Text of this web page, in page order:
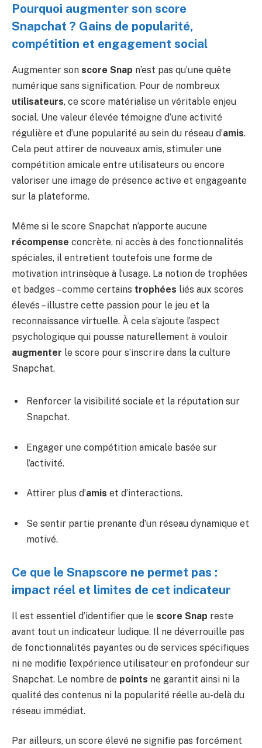
Pourquoi augmenter son score
Snapchat ? Gains de popularité,
compétition et engagement social
Augmenter son score Snap n’est pas qu’une quête
numérique sans signification. Pour de nombreux
utilisateurs, ce score matérialise un véritable enjeu
social. Une valeur élevée témoigne d’une activité
régulière et d’une popularité au sein du réseau d’amis.
Cela peut attirer de nouveaux amis, stimuler une
compétition amicale entre utilisateurs ou encore
valoriser une image de présence active et engageante
sur la plateforme.
Même si le score Snapchat n’apporte aucune
récompense concrète, ni accès à des fonctionnalités
spéciales, il entretient toutefois une forme de
motivation intrinsèque à l’usage. La notion de trophées
et badges – comme certains trophées liés aux scores
élevés – illustre cette passion pour le jeu et la
reconnaissance virtuelle. À cela s’ajoute l’aspect
psychologique qui pousse naturellement à vouloir
augmenter le score pour s’inscrire dans la culture
Snapchat.
Renforcer la visibilité sociale et la réputation sur
Snapchat.
Engager une compétition amicale basée sur
l’activité.
Attirer plus d’amis et d’interactions.
Se sentir partie prenante d’un réseau dynamique et
motivé.
Ce que le Snapscore ne permet pas :
impact réel et limites de cet indicateur
Il est essentiel d’identifier que le score Snap reste
avant tout un indicateur ludique. Il ne déverrouille pas
de fonctionnalités payantes ou de services spécifiques
ni ne modifie l’expérience utilisateur en profondeur sur
Snapchat. Le nombre de points ne garantit ainsi ni la
qualité des contenus ni la popularité réelle au-delà du
réseau immédiat.
Par ailleurs, un score élevé ne signifie pas forcément